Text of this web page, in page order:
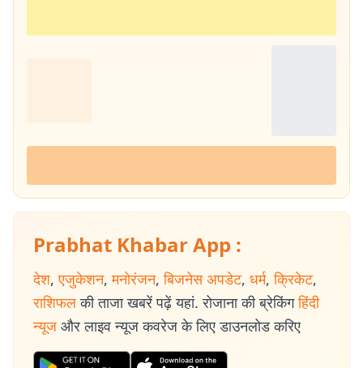
Prabhat Khabar App :
देश, एजुकेशन, मनोरंजन, बिजनेस अपडेट, धर्म, क्रिकेट,
राशिफल की ताजा खबरें पढ़ें यहां. रोजाना की ब्रेकिंग हिंदी
न्यूज और लाइव न्यूज कवरेज के लिए डाउनलोड करिए